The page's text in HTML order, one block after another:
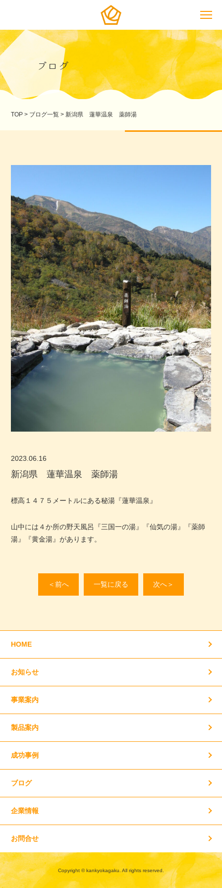
ブログ
TOP > ブログ一覧 >新潟県 蓮華温泉 薬師湯
2023.06.16
新潟県 蓮華温泉 薬師湯
標高１４７５メートルにある秘湯『蓮華温泉』
山中には４か所の野天風呂『三国一の湯』『仙気の湯』『薬師
湯』『黄金湯』があります。
＜前へ 一覧に戻る 次へ＞
HOME
お知らせ
事業案内
製品案内
成功事例
ブログ
企業情報
お問合せ
Copyright © kankyokagaku. All rights reserved.